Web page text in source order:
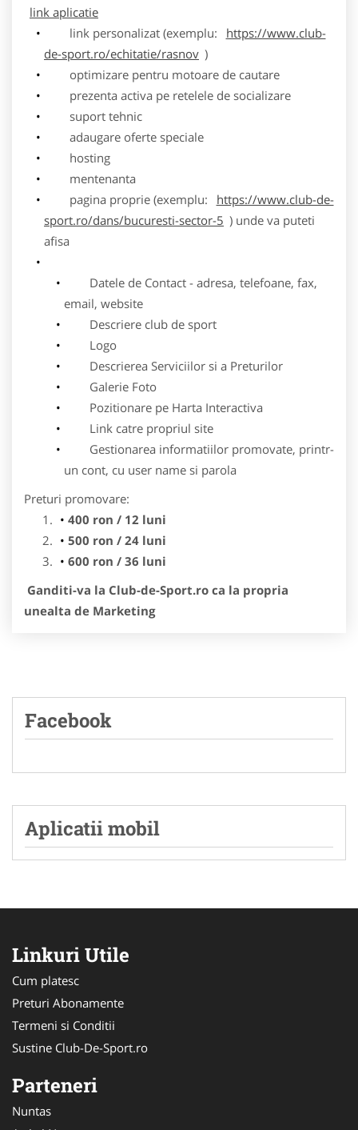
link aplicatie
link personalizat (exemplu:
https://www.club-
de-sport.ro/echitatie/rasnov )
optimizare pentru motoare de cautare
prezenta activa pe retelele de socializare
suport tehnic
adaugare oferte speciale
hosting
mentenanta
pagina proprie (exemplu:
https://www.club-de-
sport.ro/dans/bucuresti-sector-5 ) unde va puteti
afisa
Datele de Contact - adresa, telefoane, fax,
email, website
Descriere club de sport
Logo
Descrierea Serviciilor si a Preturilor
Galerie Foto
Pozitionare pe Harta Interactiva
Link catre propriul site
Gestionarea informatiilor promovate, printr-
un cont, cu user name si parola
Preturi promovare:
400 ron / 12 luni
500 ron / 24 luni
600 ron / 36 luni
Ganditi-va la Club-de-Sport.ro ca la propria
unealta de Marketing
Facebook
Aplicatii mobil
Linkuri Utile
Cum platesc
Preturi Abonamente
Termeni si Conditii
Sustine Club-De-Sport.ro
Parteneri
Nuntas